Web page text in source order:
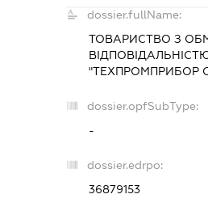
dossier.fullName:
ТОВАРИСТВО З
"ТЕХПРОМПРИБОР
dossier.opfSubType:
-
dossier.edrpo:
36879153